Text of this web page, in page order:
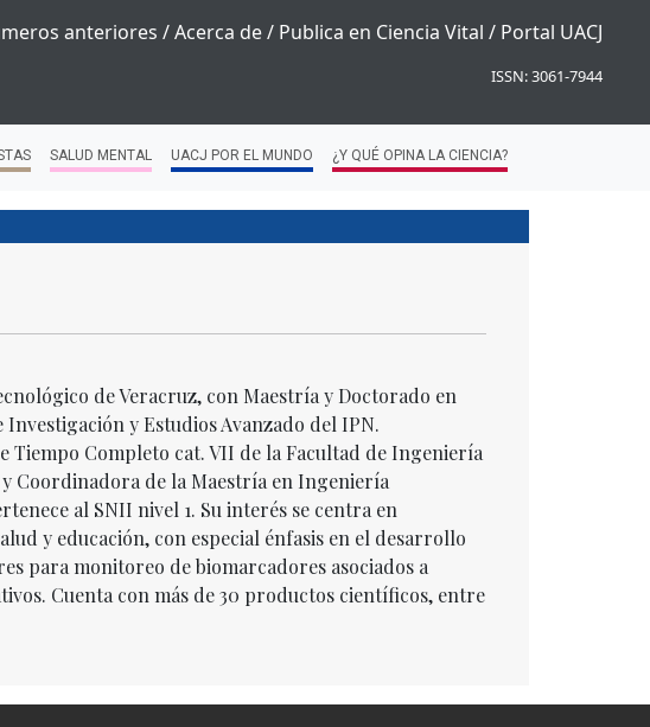
anteriores /Acerca de/ Publica en Ciencia Vital / Portal UACJ
ISSN: 3061-7944
SALUD MENTAL UACJ POR EL MUNDO ¿Y QUÉ OPINA LA CIENCIA?
de Veracruz, con Maestría y Doctorado en
y Estudios Avanzado del IPN.
Tiempo Completo cat. VII de la Facultad de Ingeniería
Coordinadora de la Maestría en Ingeniería
al SNII nivel 1. Su interés se centra en
y educación, con especial énfasis en el desarrollo
para monitoreo de biomarcadores asociados a
Cuenta con más de 30 productos científicos, entre